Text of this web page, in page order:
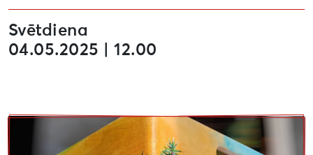
Svētdiena
04.05.2025 | 12.00